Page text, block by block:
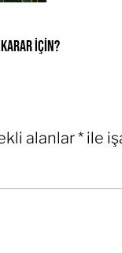
karar için?
alanlar* ile